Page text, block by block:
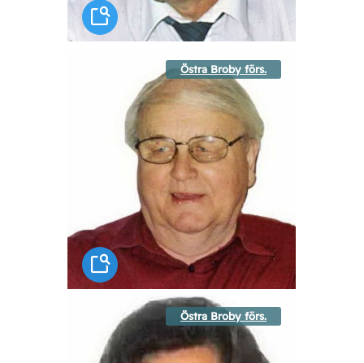
Östra Broby förs.
Östra Broby förs.